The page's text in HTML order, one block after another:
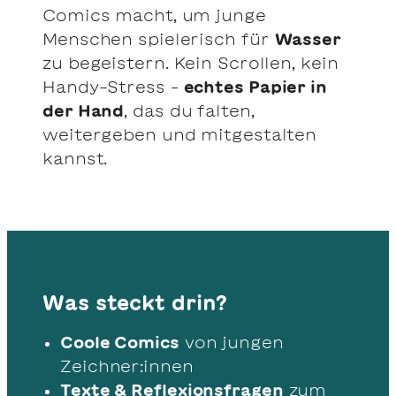
Comics macht, um junge
Menschen spielerisch für Wasser
zu begeistern. Kein Scrollen, kein
Handy-Stress – echtes Papier in
der Hand , das du falten,
weitergeben und mitgestalten
kannst.
Was steckt drin?
Coole Comics von jungen
Zeichner:innen
Texte & Reflexionsfragen zum